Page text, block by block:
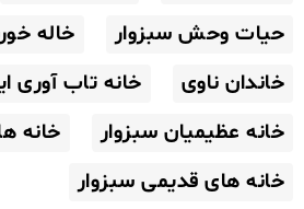
حیات وحش سبزوار
خاله
خاندان ناوی
خانه تاب آوری
خانه عظیمیان سبزوار
خانه
خانه های قدیمی سبزوار